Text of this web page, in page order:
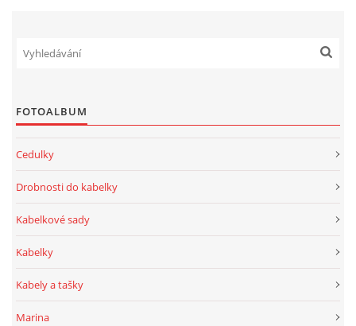
FOTOALBUM
Cedulky
Drobnosti do kabelky
Kabelkové sady
Kabelky
Kabely a tašky
Marina